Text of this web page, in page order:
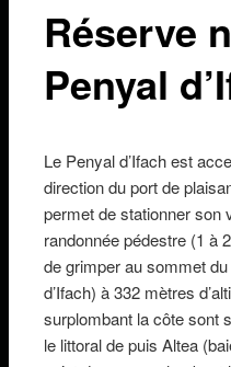
Réserve
Penyal
Le Penyal d’Ifach est
direction du port de
permet de stationner son
randonnée pédestre (1 à
de grimper au sommet
d’Ifach) à 332 mètres
surplombant la côte sont
le littoral de puis Altea